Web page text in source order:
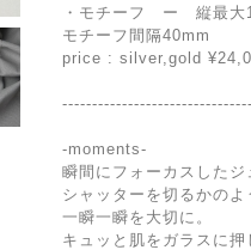
・モチーフ ー 縦最大
モチーフ間隔40mm
price : silver,gold
-moments-
瞬間にフォーカスしたジ
シャッターを切るかのよ
一瞬一瞬を大切に。
キュッと肌をガラスに押